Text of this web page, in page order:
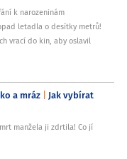
k narozeninám
letadla o desítky metrů!
vrací do kin, aby oslavil
a mráz Jak vybírat
manžela ji zdrtila! Co jí